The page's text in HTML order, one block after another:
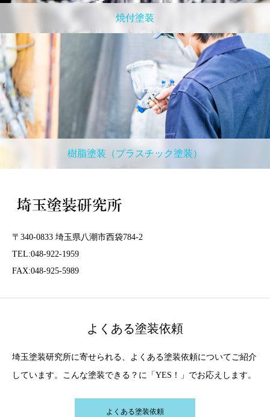
焼付塗装
樹脂塗装（プラスチック塗装）
〒340-0833 埼玉県八潮市西袋784-2
TEL:048-922-1959
FAX:048-925-5989
よくある塗装依頼
埼玉塗装研究所に寄せられる、よくある塗装依頼についてご紹介
しています。こんな塗装できる？に「YES！」でお応えします。
よくある塗装依頼